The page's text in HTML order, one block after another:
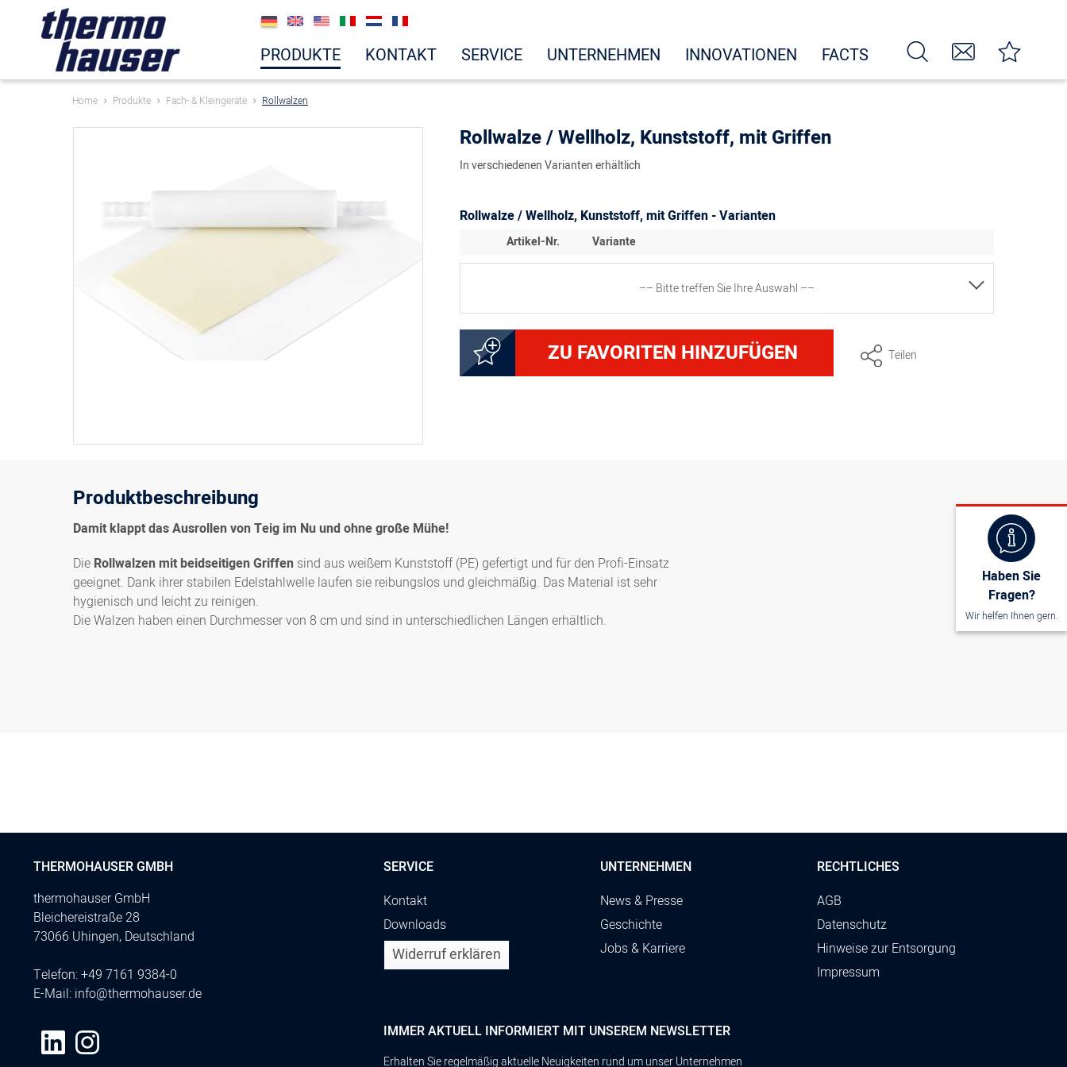
PRODUKTE KONTAKT SERVICE UNTERNEHMEN INNOVATIONEN FACTS
Home Produkte Fach- & Kleingeräte Rollwalzen
Rollwalze / Wellholz, Kunststoff, mit Griffen
In verschiedenen Varianten erhältlich
Rollwalze / Wellholz, Kunststoff, mit Griffen - Varianten
Artikel-Nr. Variante
–– Bitte treffen Sie Ihre Auswahl ––
5000144911
ZU FAVORITEN HINZUFÜGEN Teilen
Produktbeschreibung
Damit klappt das Ausrollen von Teig im Nu und ohne große Mühe!
Die Rollwalzen mit beidseitigen Griffen sind aus weißem Kunststoff (PE) gefertigt und für den Profi-Einsatz
geeignet. Dank ihrer stabilen Edelstahlwelle laufen sie reibungslos und gleichmäßig. Das Material ist sehr
hygienisch und leicht zu reinigen.
Die Walzen haben einen Durchmesser von 8 cm und sind in unterschiedlichen Längen erhältlich.
Haben Sie
Fragen?
Wir helfen Ihnen gern.
THERMOHAUSER GMBH
thermohauser GmbH
Bleichereistraße 28
73066 Uhingen, Deutschland
Telefon:+49 7161 9384-0
E-Mail: info@thermohauser.de
SERVICE
Kontakt
Downloads
Widerruf erklären
UNTERNEHMEN
News & Presse
Geschichte
Jobs & Karriere
RECHTLICHES
AGB
Datenschutz
Hinweise zur Entsorgung
Impressum
IMMER AKTUELL INFORMIERT MIT UNSEREM NEWSLETTER
Erhalten Sie regelmäßig aktuelle Neuigkeiten rund um unser Unternehmen